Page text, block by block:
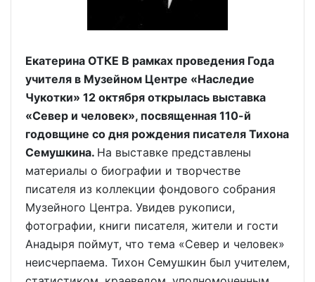
Екатерина ОТКЕ В рамках проведения Года
учителя в Музейном Центре «Наследие
Чукотки» 12 октября открылась выставка
«Север и человек», посвященная 110-й
годовщине со дня рождения писателя Тихона
Семушкина. На выставке представлены
материалы о биографии и творчестве
писателя из коллекции фондового собрания
Музейного Центра. Увидев рукописи,
фотографии, книги писателя, жители и гости
Анадыря поймут, что тема «Север и человек»
неисчерпаема. Тихон Семушкин был учителем,